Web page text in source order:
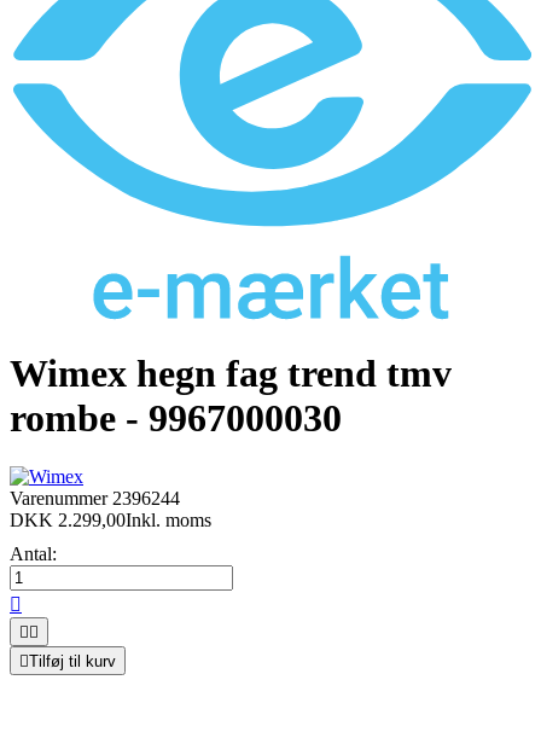
Wimex hegn fag trend tmv
rombe - 9967000030
Varenummer 2396244
DKK 2.299,00Inkl. moms
Antal:

 
Tilføj til kurv